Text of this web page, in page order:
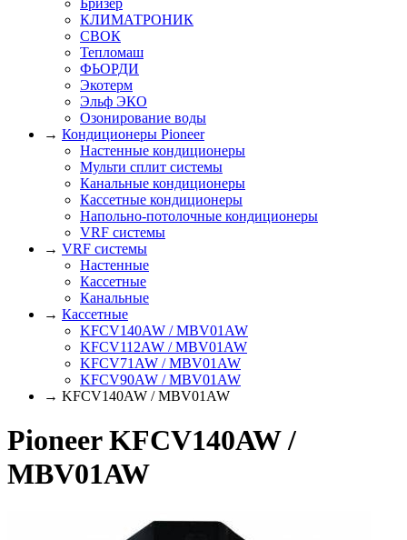
Бризер
КЛИМАТРОНИК
СВОК
Тепломаш
ФЬОРДИ
Экотерм
Эльф ЭКО
Озонирование воды
→ Кондиционеры Pioneer
Настенные кондиционеры
Мульти сплит системы
Канальные кондиционеры
Кассетные кондиционеры
Напольно-потолочные кондиционеры
VRF системы
→ VRF системы
Настенные
Кассетные
Канальные
→ Кассетные
KFCV140AW / MBV01AW
KFCV112AW / MBV01AW
KFCV71AW / MBV01AW
KFCV90AW / MBV01AW
→ KFCV140AW / MBV01AW
Pioneer KFCV140AW /
MBV01AW